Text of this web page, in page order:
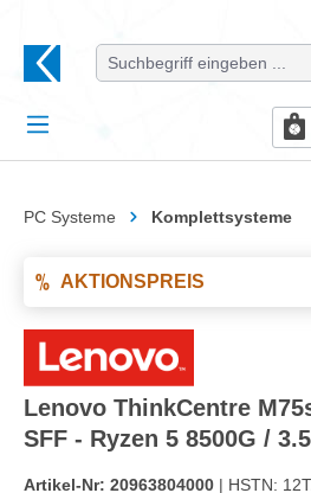
PC Systeme Komplettsysteme
AKTIONSPREIS
Lenovo ThinkCentre
SFF - Ryzen 5 8500G /
Artikel-Nr: 20963804000 | HSTN: